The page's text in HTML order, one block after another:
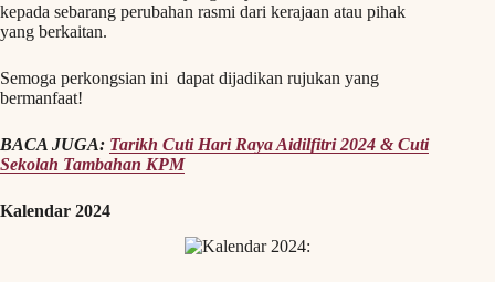
kepada sebarang perubahan rasmi dari kerajaan atau pihak
yang berkaitan.
Semoga perkongsian ini dapat dijadikan rujukan yang
bermanfaat!
BACA JUGA: Tarikh Cuti Hari Raya Aidilfitri 2024 & Cuti
Sekolah Tambahan KPM
Kalendar 2024